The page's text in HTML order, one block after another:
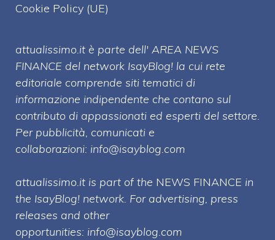
Cookie Policy (UE)
attualissimo.it è parte dell' AREA NEWS
FINANCE del network IsayBlog! la cui rete
editoriale comprende siti tematici di
informazione indipendente che contano sul
contributo di appassionati ed esperti del settore.
Per pubblicità, comunicati e
collaborazioni: info@isayblog.com
attualissimo.it is part of the NEWS FINANCE in
the IsayBlog! network. For advertising, press
releases and other
opportunities: info@isayblog.com